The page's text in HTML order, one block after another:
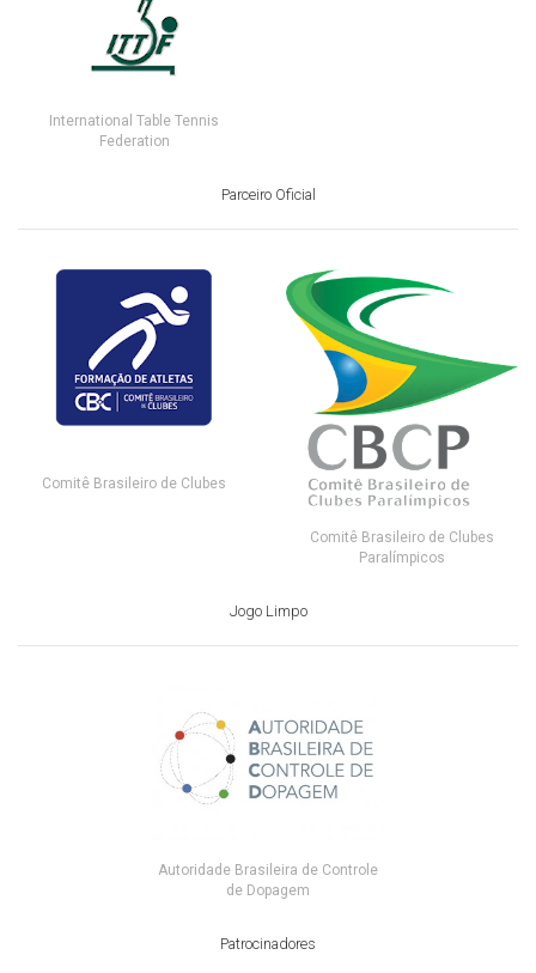
International Table Tennis
Federation
Parceiro Oficial
Comitê Brasileiro de Clubes
Comitê Brasileiro de Clubes
Paralímpicos
Jogo Limpo
Autoridade Brasileira de Controle
de Dopagem
Patrocinadores